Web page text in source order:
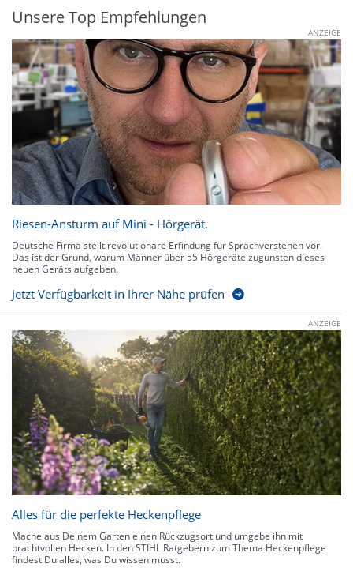
Unsere Top Empfehlungen
ANZEIGE
Riesen-Ansturm auf Mini - Hörgerät.
Deutsche Firma stellt revolutionäre Erfindung für Sprachverstehen vor.
Das ist der Grund, warum Männer über 55 Hörgeräte zugunsten dieses
neuen Geräts aufgeben.
Jetzt Verfügbarkeit in Ihrer Nähe prüfen
ANZEIGE
Alles für die perfekte Heckenpflege
Mache aus Deinem Garten einen Rückzugsort und umgebe ihn mit
prachtvollen Hecken. In den STIHL Ratgebern zum Thema Heckenpflege
findest Du alles, was Du wissen musst.